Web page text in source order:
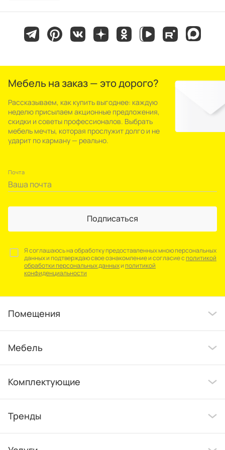
Мебель на заказ — это дорого?
Рассказываем, как купить выгоднее: каждую
неделю присылаем акционные предложения,
скидки и советы профессионалов. Выбрать
мебель мечты, которая прослужит долго и не
ударит по карману — реально.
Почта
Подписаться
Я соглашаюсь на обработку предоставленных мною персональных
данных и подтверждаю свое ознакомление и согласие сполитикой
обработки персональных данныхиполитикой
конфиденциальности
Помещения
Мебель
Комплектующие
Тренды